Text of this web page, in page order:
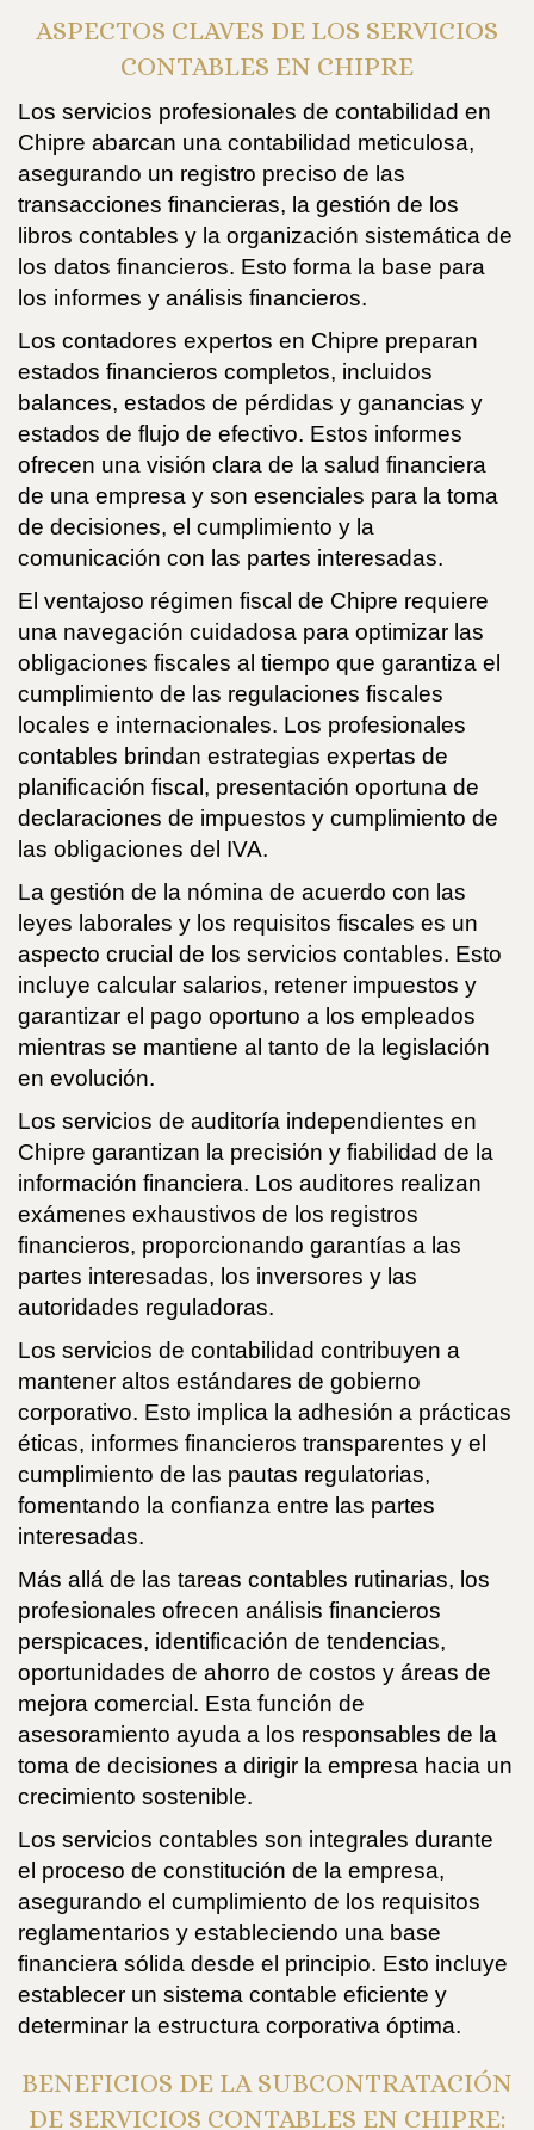
ASPECTOS CLAVES DE LOS SERVICIOS
CONTABLES EN CHIPRE
Los servicios profesionales de contabilidad en
Chipre abarcan una contabilidad meticulosa,
asegurando un registro preciso de las
transacciones financieras, la gestión de los
libros contables y la organización sistemática de
los datos financieros. Esto forma la base para
los informes y análisis financieros.
Los contadores expertos en Chipre preparan
estados financieros completos, incluidos
balances, estados de pérdidas y ganancias y
estados de flujo de efectivo. Estos informes
ofrecen una visión clara de la salud financiera
de una empresa y son esenciales para la toma
de decisiones, el cumplimiento y la
comunicación con las partes interesadas.
El ventajoso régimen fiscal de Chipre requiere
una navegación cuidadosa para optimizar las
obligaciones fiscales al tiempo que garantiza el
cumplimiento de las regulaciones fiscales
locales e internacionales. Los profesionales
contables brindan estrategias expertas de
planificación fiscal, presentación oportuna de
declaraciones de impuestos y cumplimiento de
las obligaciones del IVA.
La gestión de la nómina de acuerdo con las
leyes laborales y los requisitos fiscales es un
aspecto crucial de los servicios contables. Esto
incluye calcular salarios, retener impuestos y
garantizar el pago oportuno a los empleados
mientras se mantiene al tanto de la legislación
en evolución.
Los servicios de auditoría independientes en
Chipre garantizan la precisión y fiabilidad de la
información financiera. Los auditores realizan
exámenes exhaustivos de los registros
financieros, proporcionando garantías a las
partes interesadas, los inversores y las
autoridades reguladoras.
Los servicios de contabilidad contribuyen a
mantener altos estándares de gobierno
corporativo. Esto implica la adhesión a prácticas
éticas, informes financieros transparentes y el
cumplimiento de las pautas regulatorias,
fomentando la confianza entre las partes
interesadas.
Más allá de las tareas contables rutinarias, los
profesionales ofrecen análisis financieros
perspicaces, identificación de tendencias,
oportunidades de ahorro de costos y áreas de
mejora comercial. Esta función de
asesoramiento ayuda a los responsables de la
toma de decisiones a dirigir la empresa hacia un
crecimiento sostenible.
Los servicios contables son integrales durante
el proceso de constitución de la empresa,
asegurando el cumplimiento de los requisitos
reglamentarios y estableciendo una base
financiera sólida desde el principio. Esto incluye
establecer un sistema contable eficiente y
determinar la estructura corporativa óptima.
BENEFICIOS DE LA SUBCONTRATACIÓN
DE SERVICIOS CONTABLES EN CHIPRE: